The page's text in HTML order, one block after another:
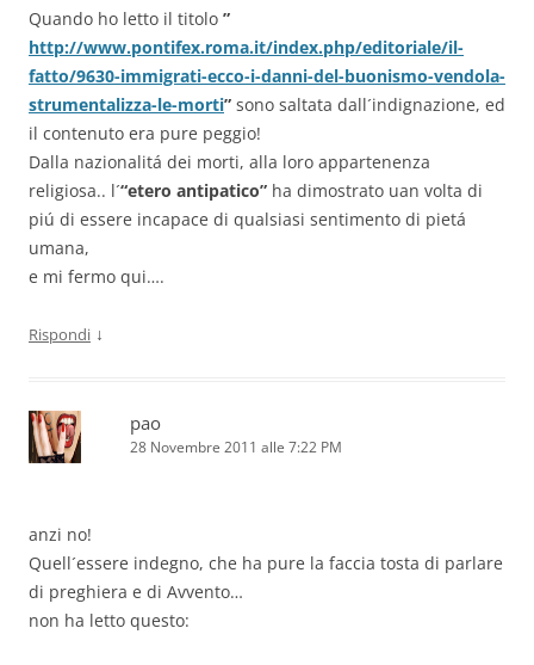
Quando ho letto il titolo ”
http://www.pontifex.roma.it/index.php/editoriale/il-
fatto/9630-immigrati-ecco-i-danni-del-buonismo-vendola-
strumentalizza-le-morti” sono saltata dall´indignazione, ed
il contenuto era pure peggio!
Dalla nazionalitá dei morti, alla loro appartenenza
religiosa.. l´“etero antipatico” ha dimostrato uan volta di
piú di essere incapace di qualsiasi sentimento di pietá
umana,
e mi fermo qui….
Rispondi ↓
pao
28 Novembre 2011 alle 7:22 PM
anzi no!
Quell´essere indegno, che ha pure la faccia tosta di parlare
di preghiera e di Avvento…
non ha letto questo: